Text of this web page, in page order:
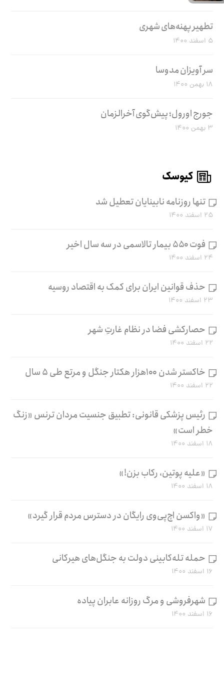
تطهیر پهنه‌های شهری
۵ اسفند ۱۴۰۰
سر آویزان مدوسا
۱۸ بهمن ۱۴۰۰
جورج اورول؛ پیش‌گوی آخرالزمان
۳ بهمن ۱۴۰۰
کیوسک
تنها روزنامه نابینایان تعطیل شد
۲۵ اسفند ۱۴۰۰
فوت ۵۵۰ بیمار تالاسمی در سه سال اخیر
۲۴ اسفند ۱۴۰۰
حذف قوانین ایران برای کمک به اقتصاد روسیه
۲۳ اسفند ۱۴۰۰
حصارکشی فضا در نظام غارتِ شهر
۲۲ اسفند ۱۴۰۰
خاکستر شدن ۱۰۰هزار هکتار جنگل و مرتع طی ۵ سال
۲۲ اسفند ۱۴۰۰
رئیس پزشکی قانونی: تطبیق جنسیت مردان ترنس «زنگ
خطر است»
۱۸ اسفند ۱۴۰۰
«علیه پوتین، رکاب بزن!»
۱۸ اسفند ۱۴۰۰
«واکسن اچ‌پی‌وی رایگان در دسترس مردم قرار گیرد»
۱۷ اسفند ۱۴۰۰
حمله تله‌کابینی دولت به جنگل‌های هیرکانی
۱۶ اسفند ۱۴۰۰
شهرفروشی و مرگ روزانه عابران پیاده
۱۶ اسفند ۱۴۰۰